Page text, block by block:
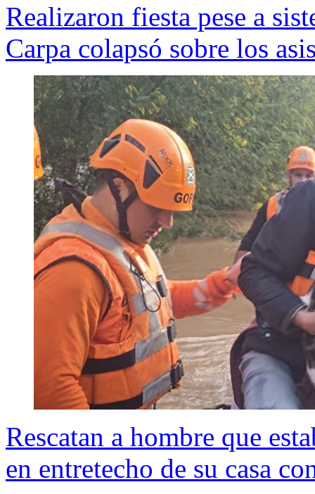
Realizaron fiesta pese a
Carpa colapsó sobre los
Rescatan a hombre que
en entretecho de su casa